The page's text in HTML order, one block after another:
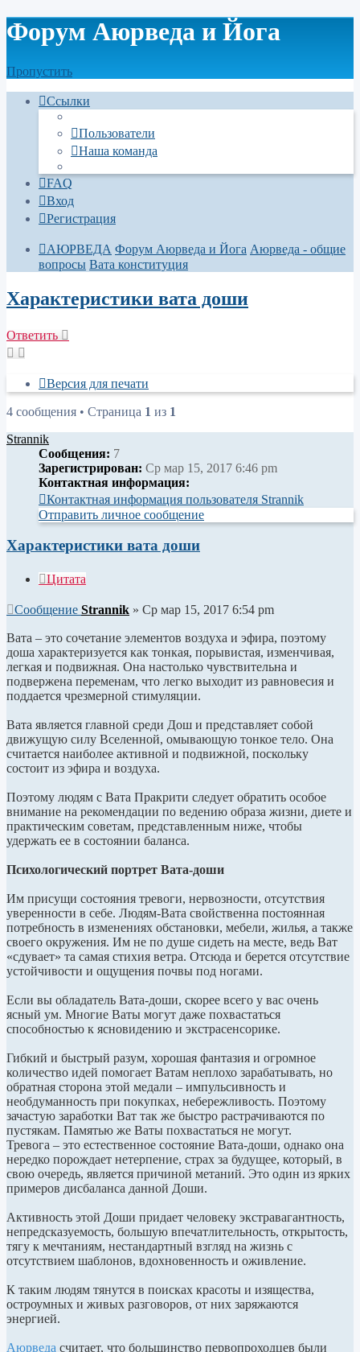
Форум Аюрведа и Йога
Пропустить
Ссылки
Пользователи
Наша команда
FAQ
Вход
Регистрация
АЮРВЕДА Форум Аюрведа и Йога Аюрведа - общие
вопросы Вата конституция
Характеристики вата доши
Ответить
Версия для печати
4 сообщения • Страница 1 из 1
Strannik
Сообщения: 7
Зарегистрирован: Ср мар 15, 2017 6:46 pm
Контактная информация:
Контактная информация пользователя Strannik
Отправить личное сообщение
Характеристики вата доши
Цитата
Сообщение Strannik » Ср мар 15, 2017 6:54 pm
Вата – это сочетание элементов воздуха и эфира, поэтому
доша характеризуется как тонкая, порывистая, изменчивая,
легкая и подвижная. Она настолько чувствительна и
подвержена переменам, что легко выходит из равновесия и
поддается чрезмерной стимуляции.
Вата является главной среди Дош и представляет собой
движущую силу Вселенной, омывающую тонкое тело. Она
считается наиболее активной и подвижной, поскольку
состоит из эфира и воздуха.
Поэтому людям с Вата Пракрити следует обратить особое
внимание на рекомендации по ведению образа жизни, диете и
практическим советам, представленным ниже, чтобы
удержать ее в состоянии баланса.
Психологический портрет Вата-доши
Им присущи состояния тревоги, нервозности, отсутствия
уверенности в себе. Людям-Вата свойственна постоянная
потребность в изменениях обстановки, мебели, жилья, а также
своего окружения. Им не по душе сидеть на месте, ведь Ват
«сдувает» та самая стихия ветра. Отсюда и берется отсутствие
устойчивости и ощущения почвы под ногами.
Если вы обладатель Вата-доши, скорее всего у вас очень
ясный ум. Многие Ваты могут даже похвастаться
способностью к ясновидению и экстрасенсорике.
Гибкий и быстрый разум, хорошая фантазия и огромное
количество идей помогает Ватам неплохо зарабатывать, но
обратная сторона этой медали – импульсивность и
необдуманность при покупках, небережливость. Поэтому
зачастую заработки Ват так же быстро растрачиваются по
пустякам. Памятью же Ваты похвастаться не могут.
Тревога – это естественное состояние Вата-доши, однако она
нередко порождает нетерпение, страх за будущее, который, в
свою очередь, является причиной метаний. Это один из ярких
примеров дисбаланса данной Доши.
Активность этой Доши придает человеку экстравагантность,
непредсказуемость, большую впечатлительность, открытость,
тягу к мечтаниям, нестандартный взгляд на жизнь с
отсутствием шаблонов, вдохновенность и оживление.
К таким людям тянутся в поисках красоты и изящества,
остроумных и живых разговоров, от них заряжаются
энергией.
Аюрведа считает, что большинство первопроходцев были